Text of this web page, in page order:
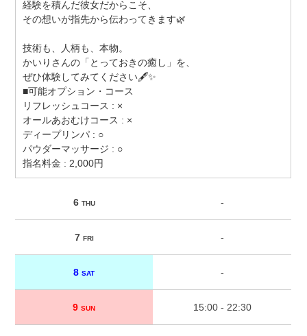
経験を積んだ彼女だからこそ、
その想いが指先から伝わってきます🌿
技術も、人柄も、本物。
かいりさんの「とっておきの癒し」を、
ぜひ体験してみてください🖋️✨
■可能オプション・コース
リフレッシュコース : ×
オールあおむけコース : ×
ディープリンパ : ○
パウダーマッサージ : ○
指名料金 : 2,000円
6 THU -
7 FRI -
8SAT -
9SUN 15:00 - 22:30